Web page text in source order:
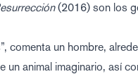
(2016) son los
comenta un hombre,
animal imaginario, así